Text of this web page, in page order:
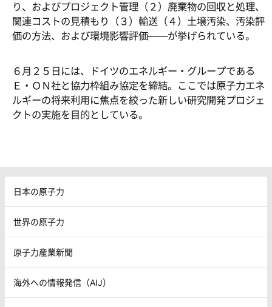
り、およびプロジェクト管理（２）廃棄物の回収と処理、
関連コストの見積もり（３）輸送（４）土壌汚染、汚染評
価の方法、および環境影響評価――が挙げられている。
６月２５日には、ドイツのエネルギー・グループである
Ｅ・ＯＮ社と協力枠組み協定を締結。ここでは原子力エネ
ルギーの将来利用に焦点を絞った新しい研究開発プロジェ
クトの実施を目的としている。
日本の原子力
世界の原子力
原子力産業新聞
海外への情報発信（AIJ）